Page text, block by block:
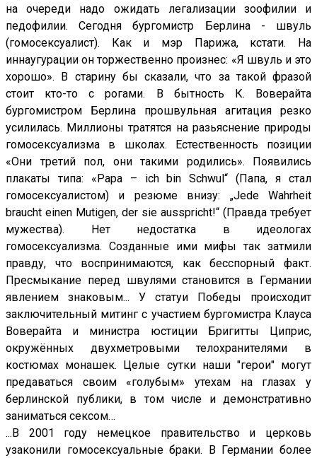
на очереди надо ожидать легализации зоофилии и
педофилии. Сегодня бургомистр Берлина - швуль
(гомосексуалист). Как и мэр Парижа, кстати. На
иннаугурации он торжественно произнес: «Я швуль и это
хорошо». В старину бы сказали, что за такой фразой
стоит кто-то с рогами. В бытность К. Воверайта
бургомистром Берлина прошвульная агитация резко
усилилась. Миллионы тратятся на разьяснение природы
гомосексуализма в школах. Естественность позиции
«Они третий пол, они такими родились». Появились
плакаты типа: «Papa – ich bin Schwul“ (Папа, я стал
гомосексуалистом) и резюме внизу: „Jede Wahrheit
braucht einen Mutigen, der sie ausspricht!“ (Правда требует
мужества). Нет недостатка в идеологах
гомосексуализма. Созданные ими мифы так затмили
правду, что воспринимаются, как бесспорный факт.
Пресмыкание перед швулями становится в Германии
явлением знаковым... У статуи Победы происходит
заключительный митинг с участием бургомистра Клауса
Воверайта и министра юстиции Бригитты Циприс,
окружённых двухметровыми телохранителями в
костюмах монашек. Целые сутки наши "герои" могут
предаваться своим «голубым» утехам на глазах у
берлинской публики, в том числе и демонстративно
заниматься сексом…
...В 2001 году немецкое правительство и церковь
узаконили гомосексуальные браки. В Германии более